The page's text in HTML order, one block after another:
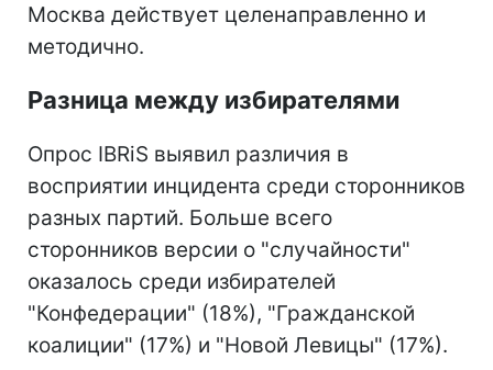
Москва действует целенаправленно и
методично.
Разница между избирателями
Опрос IBRiS выявил различия в
восприятии инцидента среди сторонников
разных партий. Больше всего
сторонников версии о "случайности"
оказалось среди избирателей
"Конфедерации" (18%), "Гражданской
коалиции" (17%) и "Новой Левицы" (17%).